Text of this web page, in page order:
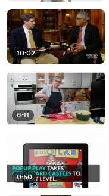
10:02
6:11
0:50